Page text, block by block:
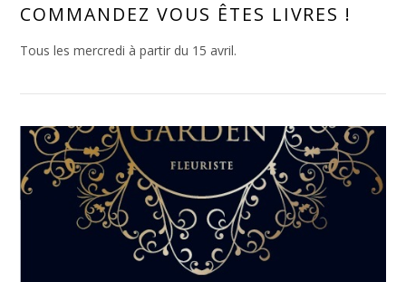
COMMANDEZ VOUS ÊTES LIVRES !
Tous les mercredi à partir du 15 avril.